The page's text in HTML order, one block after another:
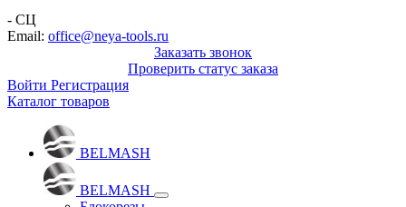
- СЦ
Email: office@neya-tools.ru
Заказать звонок
Проверить статус заказа
Войти Регистрация
Каталог товаров
BELMASH
BELMASH